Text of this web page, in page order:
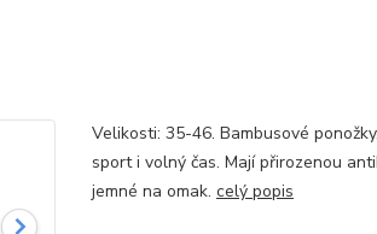
Velikosti: 35-46. Bambusové
sport i volný čas. Mají přirozenou
jemné na omak. celý popis